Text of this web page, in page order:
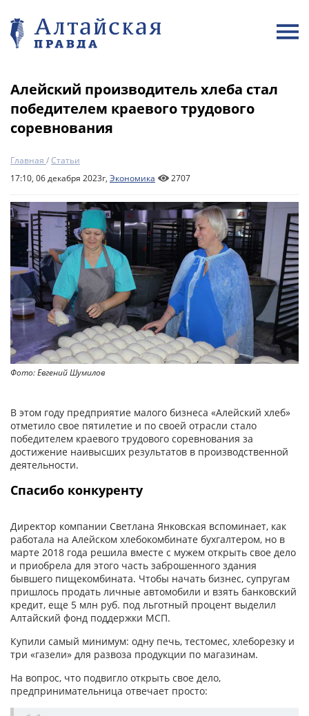
Алейский производитель хлеба стал
победителем краевого трудового
соревнования
Главная /Статьи
17:10, 06 декабря 2023г, Экономика 2707
Фото: Евгений Шумилов
В этом году предприятие малого бизнеса «Алейский хлеб»
отметило свое пятилетие и по своей отрасли стало
победителем краевого трудового соревнования за
достижение наивысших результатов в производственной
деятельности.
Спасибо конкуренту
Директор компании Светлана Янковская вспоминает, как
работала на Алейском хлебокомбинате бухгалтером, но в
марте 2018 года решила вместе с мужем открыть свое дело
и приобрела для этого часть заброшенного здания
бывшего пищекомбината. Чтобы начать бизнес, супругам
пришлось продать личные автомобили и взять банковский
кредит, еще 5 млн руб. под льготный процент выделил
Алтайский фонд поддержки МСП.
Купили самый минимум: одну печь, тестомес, хлеборезку и
три «газели» для развоза продукции по магазинам.
На вопрос, что подвигло открыть свое дело,
предпринимательница отвечает просто: